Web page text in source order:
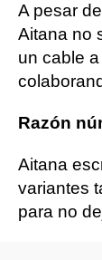
A pesar
Aitana no
un cable
Razón
Aitana
variantes
para no